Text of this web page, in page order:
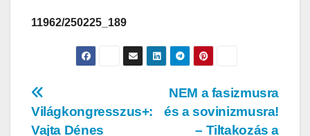
11962/250225_189
NEM a fasizmusra
és a sovinizmusra!
– Tiltakozás a
Világkongresszus+:
Vajta Dénes